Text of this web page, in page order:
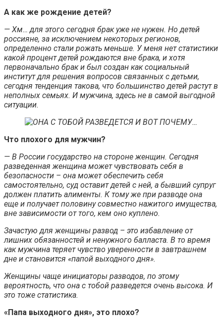
А как же рождение детей?
— Хм… для этого сегодня брак уже не нужен. Но детей
россияне, за исключением некоторых регионов,
определенно стали рожать меньше. У меня нет статистики
какой процент детей рождаются вне брака, и хотя
первоначально брак и был создан как социальный
институт для решения вопросов связанных с детьми,
сегодня тенденция такова, что большинство детей растут в
неполных семьях. И мужчина, здесь не в самой выгодной
ситуации.
Что плохого для мужчин?
— В России государство на стороне женщин. Сегодня
разведенная женщина может чувствовать себя в
безопасности – она может обеспечить себя
самостоятельно, суд оставит детей с ней, а бывший супруг
должен платить алименты. К тому же при разводе она
еще и получает половину совместно нажитого имущества,
вне зависимости от того, кем оно куплено.
Зачастую для женщины развод – это избавление от
лишних обязанностей и ненужного балласта. В то время
как мужчина теряет чувство уверенности в завтрашнем
дне и становится «папой выходного дня».
Женщины чаще инициаторы разводов, по этому
вероятность, что она с тобой разведется очень высока. И
это тоже статистика.
«Папа выходного дня», это плохо?